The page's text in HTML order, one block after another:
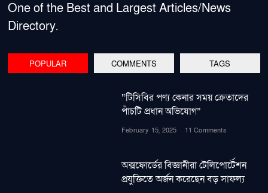
One of the Best and Largest Articles/News
Directory.
POPULAR COMMENTS TAGS
“টিসিবির পণ্য কেনার সময় ক্রেতাদের
পাঁচটি প্রধান অভিযোগ”
February 15, 2025 11 Comments
অক্সফোর্ডের বিজ্ঞানীরা টেলিপোর্টেশন
প্রযুক্তিতে অর্জন করেছেন বড় সাফল্য